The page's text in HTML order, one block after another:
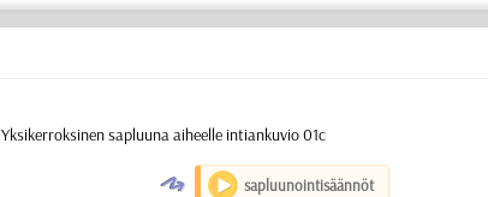
Yksikerroksinen sapluuna aiheelle intiankuvio 01c
O sapluunointisäännöt